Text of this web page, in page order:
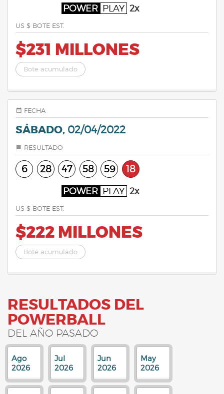
POWER PLAY 2x
US $ BOTE EST.
$231 MILLONES
Bote acumulado
FECHA
SÁBADO, 02/04/2022
RESULTADO
6 28 47 58 59 18
POWER PLAY 2x
US $ BOTE EST.
$222 MILLONES
Bote acumulado
RESULTADOS DEL
POWERBALL
DEL AÑO PASADO
Ago
2026
Jul
2026
Jun
2026
May
2026